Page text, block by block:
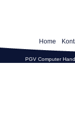
Home
PGV Computer